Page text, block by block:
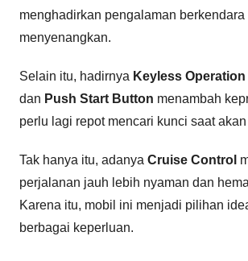
menghadirkan pengalaman berkendara
menyenangkan.
Selain itu, hadirnya Keyless
dan Push Start Button menambah
perlu lagi repot mencari kunci saat
Tak hanya itu, adanya Cruise Control
perjalanan jauh lebih nyaman dan
Karena itu, mobil ini menjadi pilihan
berbagai keperluan.